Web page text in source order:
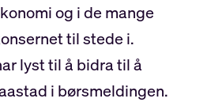
og i de mange
til stede i.
lyst til å bidra til å
i børsmeldingen.